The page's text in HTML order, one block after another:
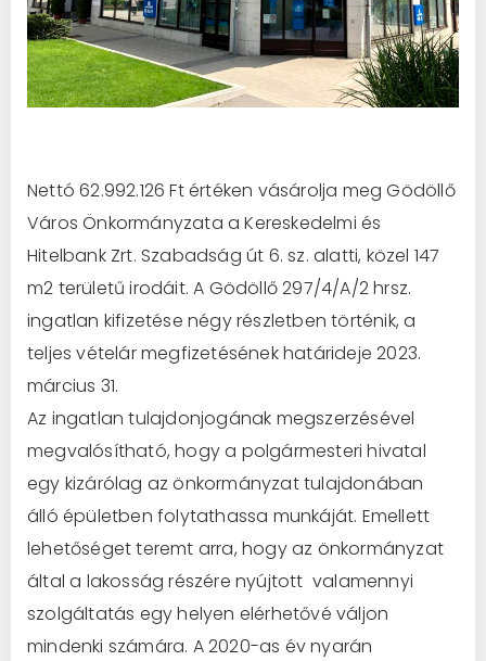
Nettó 62.992.126 Ft értéken vásárolja meg Gödöllő
Város Önkormányzata a Kereskedelmi és
Hitelbank Zrt. Szabadság út 6. sz. alatti, közel 147
m2 területű irodáit. A Gödöllő 297/4/A/2 hrsz.
ingatlan kifizetése négy részletben történik, a
teljes vételár megfizetésének határideje 2023.
március 31.
Az ingatlan tulajdonjogának megszerzésével
megvalósítható, hogy a polgármesteri hivatal
egy kizárólag az önkormányzat tulajdonában
álló épületben folytathassa munkáját. Emellett
lehetőséget teremt arra, hogy az önkormányzat
által a lakosság részére nyújtott valamennyi
szolgáltatás egy helyen elérhetővé váljon
mindenki számára. A 2020-as év nyarán